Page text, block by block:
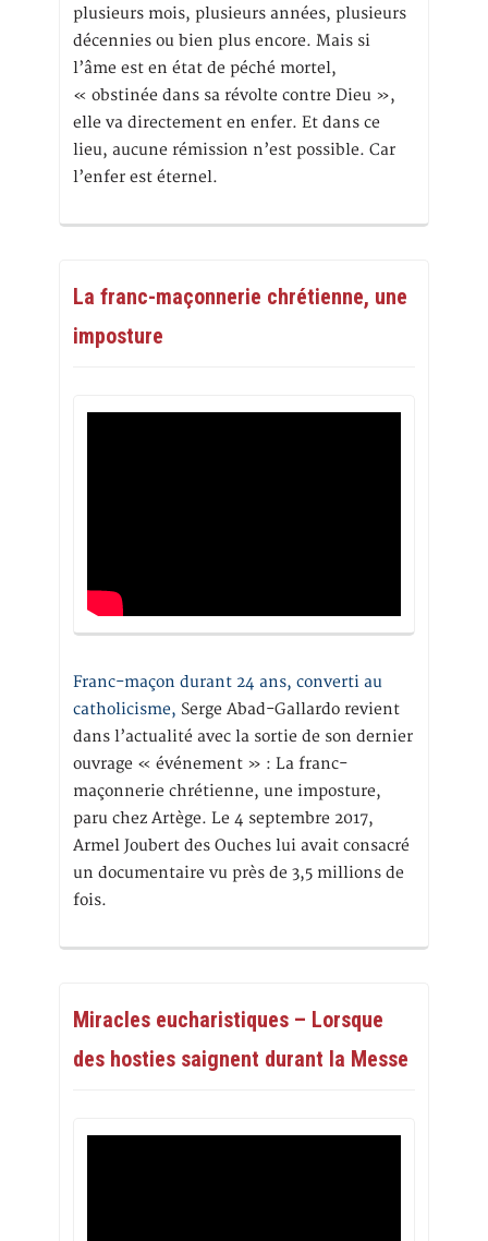
plusieurs mois, plusieurs années, plusieurs
décennies ou bien plus encore. Mais si
l’âme est en état de péché mortel,
« obstinée dans sa révolte contre Dieu »,
elle va directement en enfer. Et dans ce
lieu, aucune rémission n’est possible. Car
l’enfer est éternel.
La franc-maçonnerie chrétienne, une
imposture
Franc-maçon durant 24 ans, converti au
catholicisme, Serge Abad-Gallardo revient
dans l’actualité avec la sortie de son dernier
ouvrage « événement » : La franc-
maçonnerie chrétienne, une imposture,
paru chez Artège. Le 4 septembre 2017,
Armel Joubert des Ouches lui avait consacré
un documentaire vu près de 3,5 millions de
fois.
Miracles eucharistiques – Lorsque
des hosties saignent durant la Messe